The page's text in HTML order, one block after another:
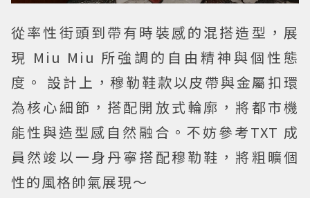
從率性街頭到帶有時裝感的混搭造型，展
現 Miu Miu 所強調的自由精神與個性態
度。 設計上，穆勒鞋款以皮帶與金屬扣環
為核心細節，搭配開放式輪廓，將都市機
能性與造型感自然融合。不妨參考TXT 成
員然竣以一身丹寧搭配穆勒鞋，將粗曠個
性的風格帥氣展現～